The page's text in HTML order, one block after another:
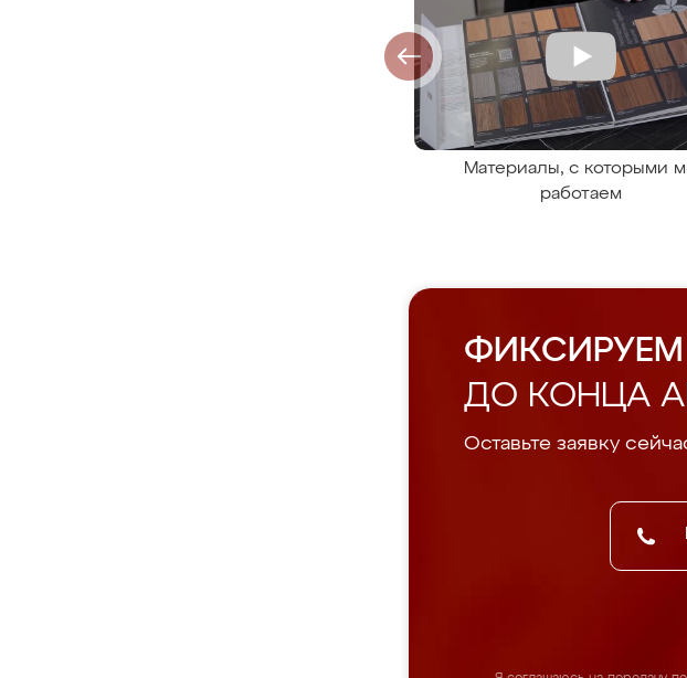
Материалы, с которыми
работаем
ФИКСИРУЕМ
ДО КОНЦА
Оставьте заявку